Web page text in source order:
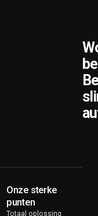
Onze sterke
punten
Totaal oplossing